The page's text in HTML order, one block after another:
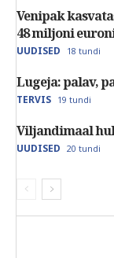
Venipak
48 miljoni
UUDISED 18 tundi
Lugeja: palav,
TERVIS 19 tundi
Viljandimaal
UUDISED 20 tundi